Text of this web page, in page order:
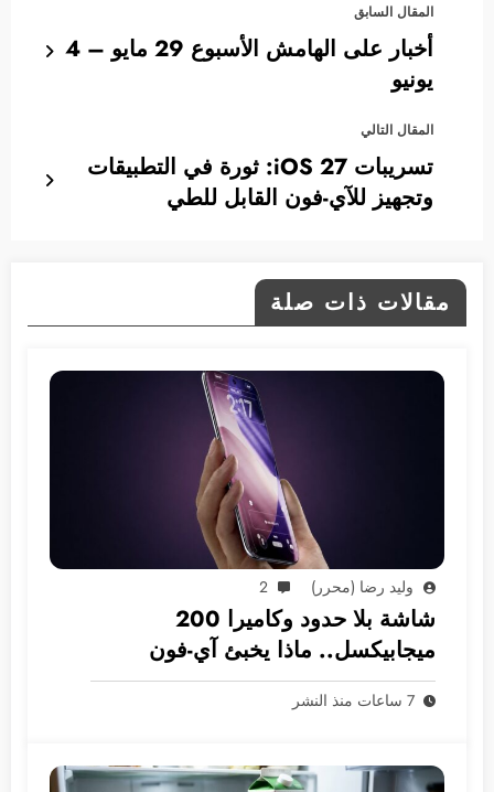
المقال السابق
أخبار على الهامش الأسبوع 29 مايو – 4
يونيو
المقال التالي
تسريبات iOS 27: ثورة في التطبيقات
وتجهيز للآي-فون القابل للطي
مقالات ذات صلة
وليد رضا (محرر) 2
شاشة بلا حدود وكاميرا 200
ميجابيكسل.. ماذا يخبئ آي-فون
2028؟
7 ساعات منذ النشر